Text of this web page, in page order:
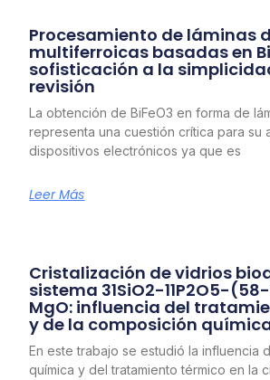
Procesamiento de láminas
multiferroicas basadas en
sofisticación a la
revisión
La obtención de BiFeO3 en forma de
representa una cuestión crítica para su
dispositivos electrónicos ya que es
Leer Más
Cristalización de vidrios
sistema 31SiO2-11P2O5-
MgO: influencia del
y de la composición
En este trabajo se estudió la influencia
química y del tratamiento térmico en la